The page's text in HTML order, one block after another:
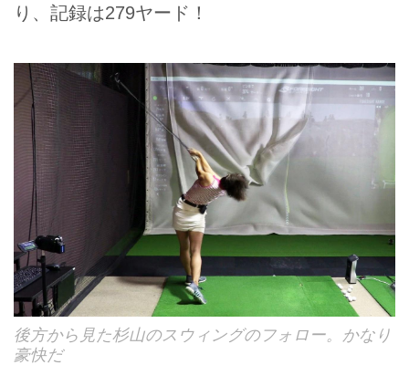
り、記録は279ヤード！
後方から見た杉山のスウィングのフォロー。かなり
豪快だ